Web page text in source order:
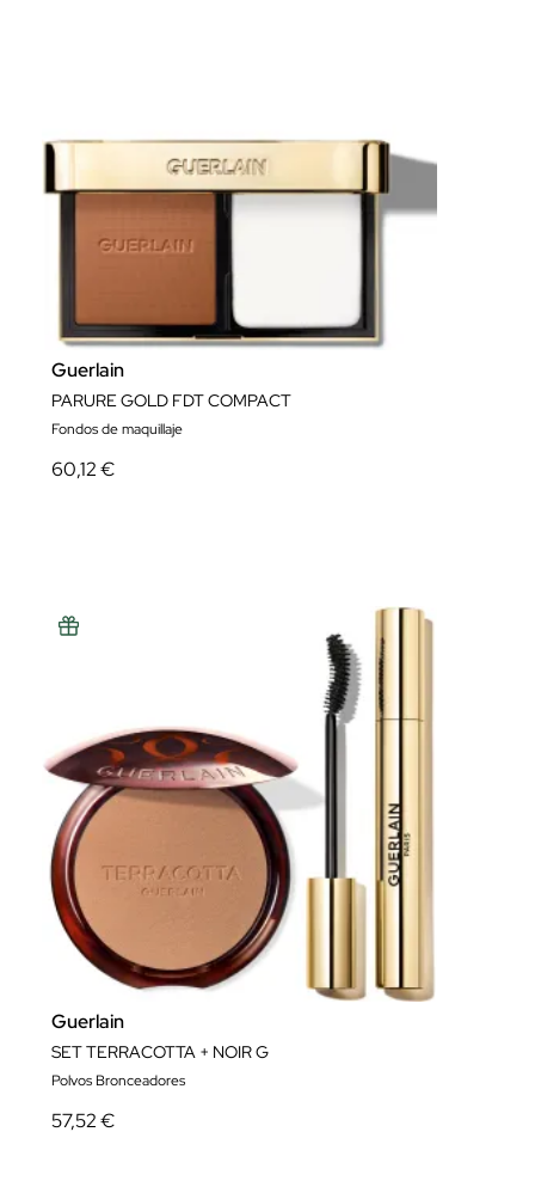
Guerlain
PARURE GOLD FDT COMPACT
Fondos de maquillaje
60,12 €
Guerlain
SET TERRACOTTA + NOIR G
Polvos Bronceadores
57,52 €